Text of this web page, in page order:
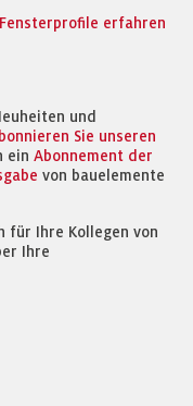
erfahren
und
Sie unseren
ein Abonnement der
von bauelemente
für Ihre Kollegen von
Ihre